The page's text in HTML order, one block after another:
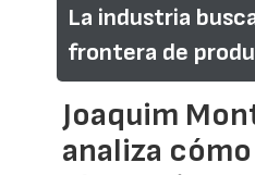
La industria
frontera de
Joaquim
analiza